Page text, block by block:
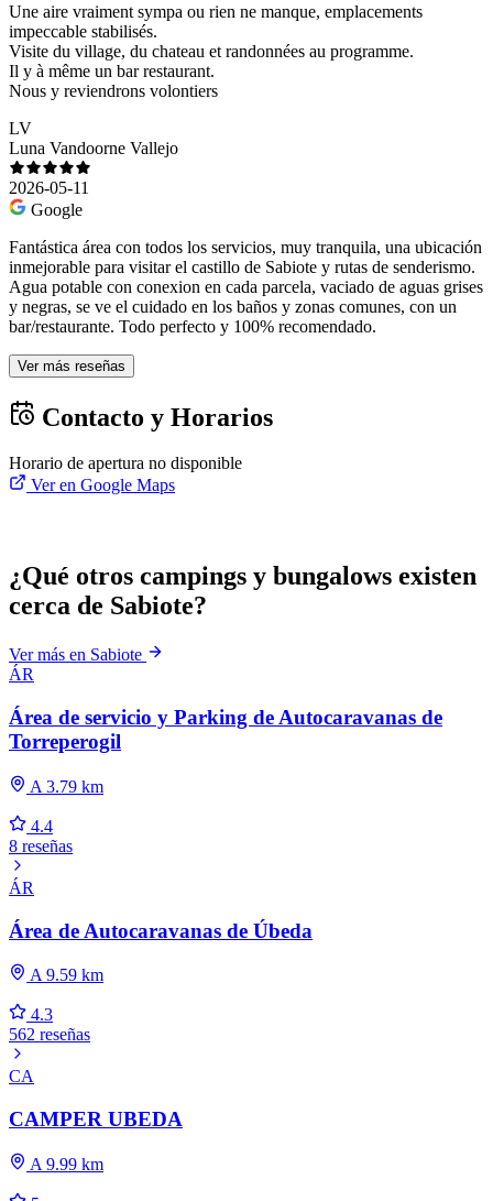
Une aire vraiment sympa ou rien ne manque, emplacements
impeccable stabilisés.
Visite du village, du chateau et randonnées au programme.
Il y à même un bar restaurant.
Nous y reviendrons volontiers
LV
Luna Vandoorne Vallejo
2026-05-11
Google
Fantástica área con todos los servicios, muy tranquila, una ubicación
inmejorable para visitar el castillo de Sabiote y rutas de senderismo.
Agua potable con conexion en cada parcela, vaciado de aguas grises
y negras, se ve el cuidado en los baños y zonas comunes, con un
bar/restaurante. Todo perfecto y 100% recomendado.
Ver más reseñas
Contacto y Horarios
Horario de apertura no disponible
Ver en Google Maps
¿Qué otros campings y bungalows existen
cerca de Sabiote?
Ver más en Sabiote
ÁR
Área de servicio y Parking de Autocaravanas de
Torreperogil
A 3.79 km
4.4
8 reseñas
ÁR
Área de Autocaravanas de Úbeda
A 9.59 km
4.3
562 reseñas
CA
CAMPER UBEDA
A 9.99 km